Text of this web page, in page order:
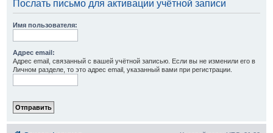
Послать письмо для активации учётной записи
Имя пользователя:
Адрес email:
Адрес email, связанный с вашей учётной записью. Если вы не изменили его в
Личном разделе, то это адрес email, указанный вами при регистрации.